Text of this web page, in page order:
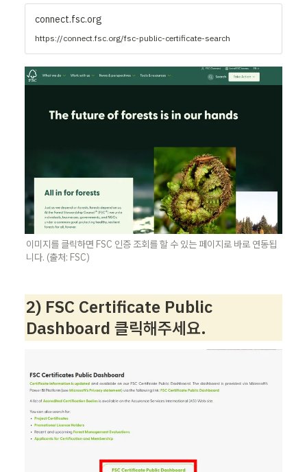
connect.fsc.org
https://connect.fsc.org/fsc-public-certificate-search
이미지를 클릭하면 FSC 인증 조회를 할 수 있는 페이지로 바로 연동됩
니다. (출처: FSC)
2) FSC Certificate Public
Dashboard 클릭해주세요.